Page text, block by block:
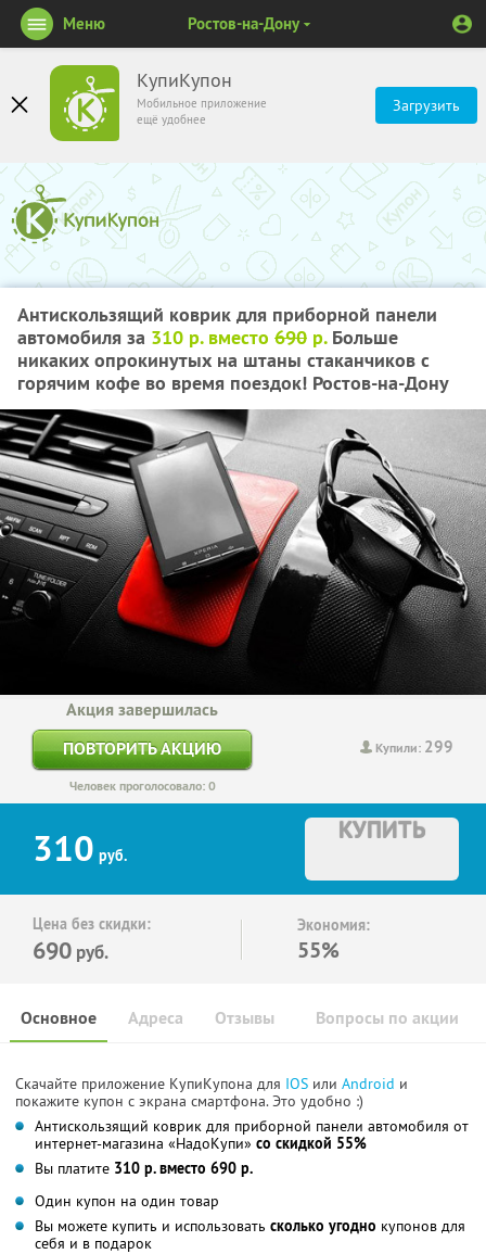
КупиКупон
Мобильное приложение
ещё удобнее
Загрузить
Меню Ростов-на-Дону
Антискользящий коврик для приборной панели
автомобиля за 310 р. вместо 690 р.Больше
никаких опрокинутых на штаны стаканчиков с
горячим кофе во время поездок! Ростов-на-Дону
Купили: 299
Акция завершилась
ПОВТОРИТЬ АКЦИЮ
Человек проголосовало: 0
310 руб.
КУПИТЬ
Цена без скидки:
690 руб.
Экономия:
55%
Основное Отзывы Вопросы по акции
Адреса
Скачайте приложение КупиКупона для IOS или Android и
покажите купон с экрана смартфона. Это удобно :)
Антискользящий коврик для приборной панели автомобиля от
интернет-магазина «НадоКупи» со скидкой 55%
Вы платите 310 р. вместо 690 р.
Один купон на один товар
Вы можете купить и использовать сколько угодно купонов для
себя и в подарок